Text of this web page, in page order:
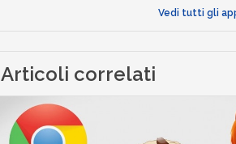
Vedi tutti gli
Articoli correlati